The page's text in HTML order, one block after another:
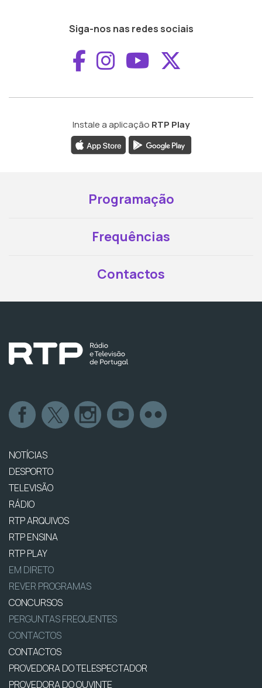
Siga-nos nas redes sociais
Aceder ao
Aceder ao
Aceder ao
Instale a aplicação RTP Play
Programação
Frequências
Contactos
NOTÍCIAS
DESPORTO
TELEVISÃO
RÁDIO
RTP ARQUIVOS
RTP ENSINA
RTP PLAY
EM DIRETO
REVER PROGRAMAS
CONCURSOS
PERGUNTAS FREQUENTES
CONTACTOS
CONTACTOS
PROVEDORA DO TELESPECTADOR
PROVEDORA DO OUVINTE